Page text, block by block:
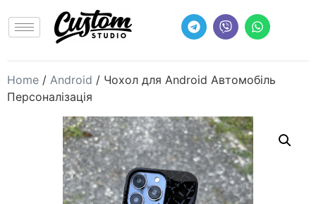
Home / Android / Чохол для Android Автомобіль
Персоналізація